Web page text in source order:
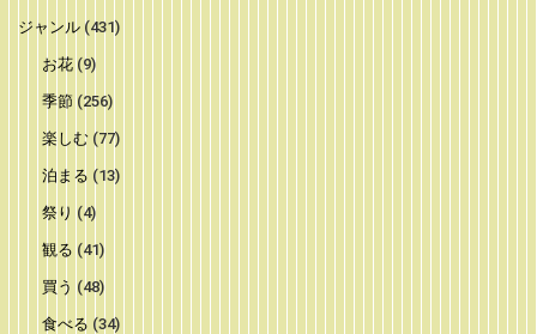
ジャンル (431)
お花(9)
季節 (256)
楽しむ (77)
泊まる (13)
祭り (4)
観る (41)
買う (48)
食べる (34)